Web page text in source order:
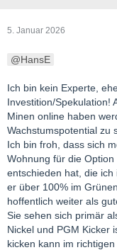
5. Januar 2026
HansE
Ich bin kein Experte,
Investition/Spekulation!
Minen online haben
Wachstumspotential zu
Ich bin froh, dass sich
Wohnung für die
entschieden hat, die
er über 100% im
hoffentlich weiter als
Sie sehen sich primär
Nickel und PGM Kicker
kicken kann im